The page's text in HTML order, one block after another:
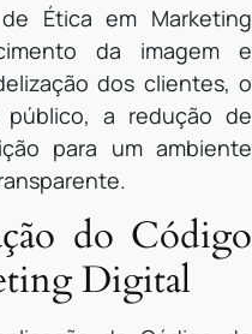
Ética em Marketing
da imagem e
dos clientes, o
a redução de
para um ambiente
do Código
Digital